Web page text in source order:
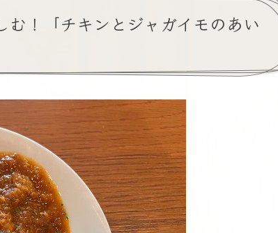
！「チキンとジャガイモのあい